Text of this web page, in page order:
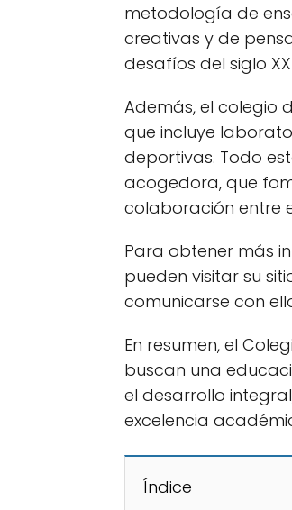
metodología de
creativas y de
desafíos del siglo
Además, el colegio
que incluye
deportivas. Todo
acogedora, que
colaboración entre
Para obtener más
pueden visitar su
comunicarse con
En resumen, el
buscan una
el desarrollo
excelencia
Índice